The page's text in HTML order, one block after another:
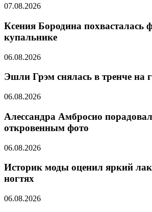
07.08.2026
Ксения Бородина похвасталась
купальнике
06.08.2026
Эшли Грэм снялась в тренче на
06.08.2026
Алессандра Амбросио
откровенным фото
06.08.2026
Историк моды оценил яркий
ногтях
06.08.2026